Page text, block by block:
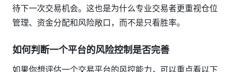
待下一次交易机会。这也是为什么专业交易者更重视仓位
管理、资金分配和风险敞口，而不是只看胜率。
如何判断一个平台的风险控制是否完善
如果你想评估一个交易平台的风控能力，可以重点看以下